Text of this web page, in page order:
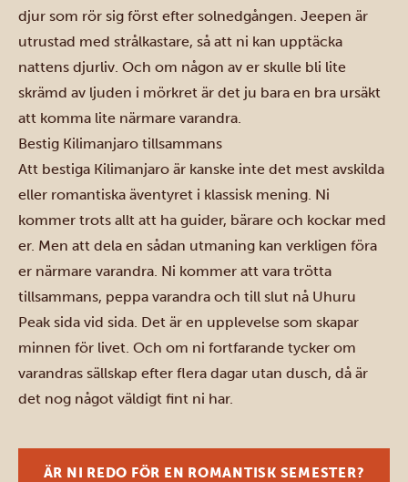
djur som rör sig först efter solnedgången. Jeepen är
utrustad med strålkastare, så att ni kan upptäcka
nattens djurliv. Och om någon av er skulle bli lite
skrämd av ljuden i mörkret är det ju bara en bra ursäkt
att komma lite närmare varandra.
Bestig Kilimanjaro tillsammans
Att bestiga Kilimanjaro är kanske inte det mest avskilda
eller romantiska äventyret i klassisk mening. Ni
kommer trots allt att ha guider, bärare och kockar med
er. Men att dela en sådan utmaning kan verkligen föra
er närmare varandra. Ni kommer att vara trötta
tillsammans, peppa varandra och till slut nå Uhuru
Peak sida vid sida. Det är en upplevelse som skapar
minnen för livet. Och om ni fortfarande tycker om
varandras sällskap efter flera dagar utan dusch, då är
det nog något väldigt fint ni har.
ÄR NI REDO FÖR EN ROMANTISK SEMESTER?